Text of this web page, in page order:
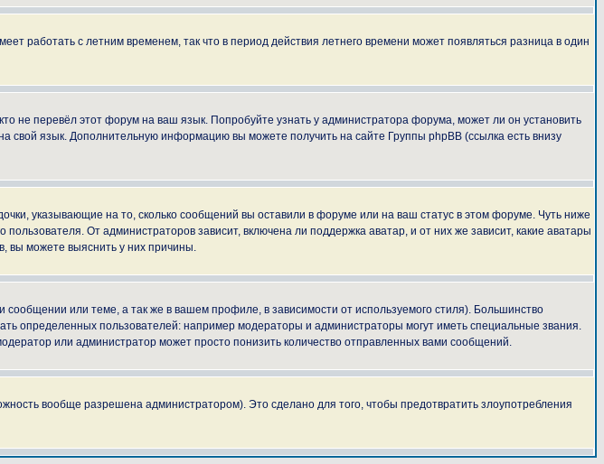
работать с летним временем, так что в период действия летнего времени может появляться разница в один
не перевёл этот форум на ваш язык. Попробуйте узнать у администратора форума, может ли он установить
язык. Дополнительную информацию вы можете получить на сайте Группы phpBB (ссылка есть внизу
указывающие на то, сколько сообщений вы оставили в форуме или на ваш статус в этом форуме. Чуть ниже
От администраторов зависит, включена ли поддержка аватар, и от них же зависит, какие аватары
вы можете выяснить у них причины.
или теме, а так же в вашем профиле, в зависимости от используемого стиля). Большинство
определенных пользователей: например модераторы и администраторы могут иметь специальные звания.
или администратор может просто понизить количество отправленных вами сообщений.
вообще разрешена администратором). Это сделано для того, чтобы предотвратить злоупотребления